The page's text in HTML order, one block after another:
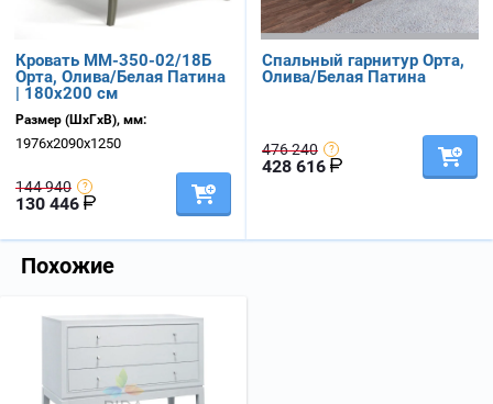
Кровать ММ-350-02/18Б
Орта, Олива/Белая Патина
| 180х200 см
Размер (ШхГхВ), мм:
1976х2090х1250
144 940
130 446
Спальный гарнитур Орта,
Олива/Белая Патина
476 240
428 616
Похожие